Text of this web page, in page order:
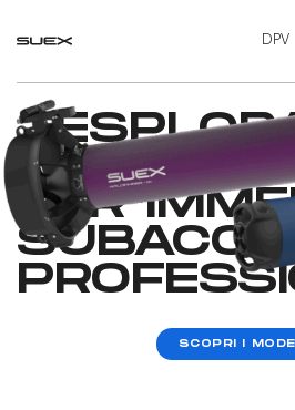
DPV
PER
SCOPRI I